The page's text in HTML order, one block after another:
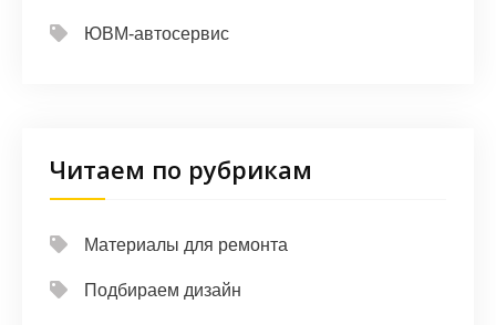
ЮВМ-автосервис
Читаем по рубрикам
Материалы для ремонта
Подбираем дизайн